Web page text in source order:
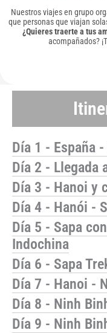
Nuestros viajes en grupo
que personas que viajan
¿Quieres traerte a tus
acompañados?
Día 1 - España
Día 2 - Llegada
Día 3 - Hanoi y
Día 4 - Hanói -
Día 5 - Sapa
Indochina
Día 6 - Sapa
Día 7 - Hanoi -
Día 8 - Ninh
Día 9 - Ninh